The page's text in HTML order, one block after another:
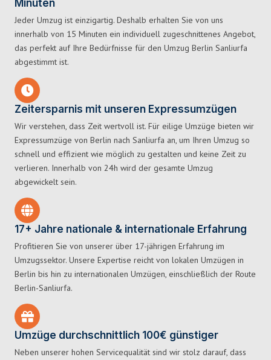
Minuten
Jeder Umzug ist einzigartig. Deshalb erhalten Sie von uns
innerhalb von 15 Minuten ein individuell zugeschnittenes Angebot,
das perfekt auf Ihre Bedürfnisse für den Umzug Berlin Sanliurfa
abgestimmt ist.
Zeitersparnis mit unseren Expressumzügen
Wir verstehen, dass Zeit wertvoll ist. Für eilige Umzüge bieten wir
Expressumzüge von Berlin nach Sanliurfa an, um Ihren Umzug so
schnell und effizient wie möglich zu gestalten und keine Zeit zu
verlieren. Innerhalb von 24h wird der gesamte Umzug
abgewickelt sein.
17+ Jahre nationale & internationale Erfahrung
Profitieren Sie von unserer über 17-jährigen Erfahrung im
Umzugssektor. Unsere Expertise reicht von lokalen Umzügen in
Berlin bis hin zu internationalen Umzügen, einschließlich der Route
Berlin-Sanliurfa.
Umzüge durchschnittlich 100€ günstiger
Neben unserer hohen Servicequalität sind wir stolz darauf, dass